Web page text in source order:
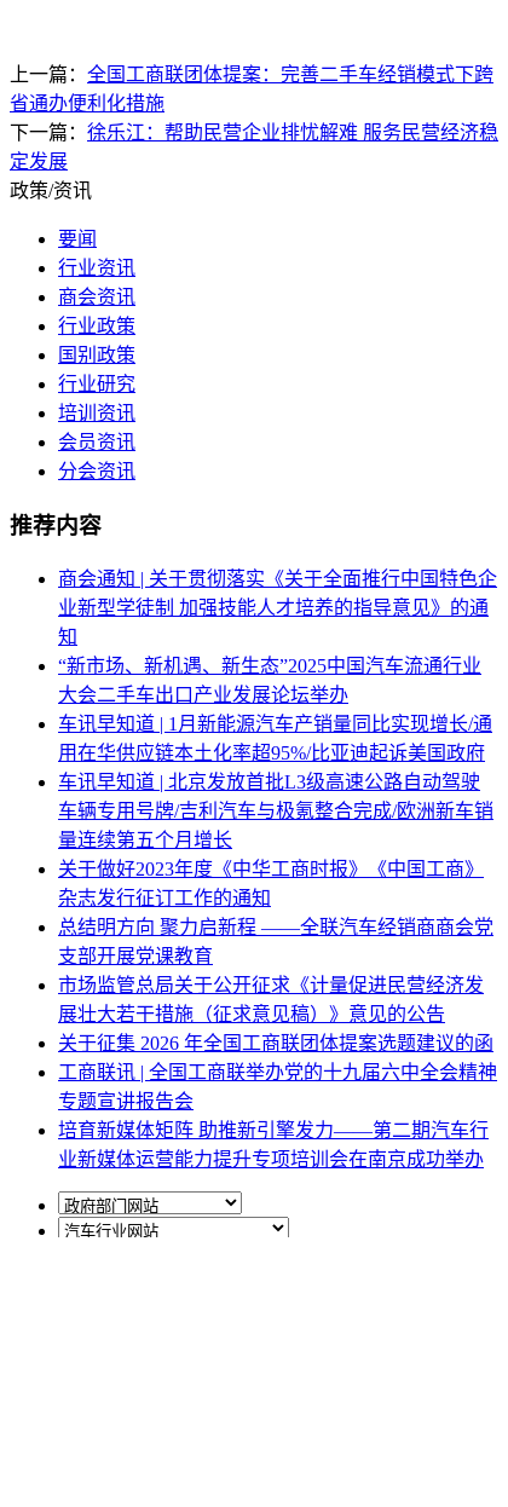
上一篇： 全国工商联团体提案：完善二手车经销模式下跨
省通办便利化措施
下一篇： 徐乐江：帮助民营企业排忧解难 服务民营经济稳
定发展
政策/资讯
要闻
行业资讯
商会资讯
行业政策
国别政策
行业研究
培训资讯
会员资讯
分会资讯
推荐内容
商会通知 | 关于贯彻落实《关于全面推行中国特色企
业新型学徒制 加强技能人才培养的指导意见》的通
知
“新市场、新机遇、新生态”2025中国汽车流通行业
大会二手车出口产业发展论坛举办
车讯早知道 | 1月新能源汽车产销量同比实现增长/通
用在华供应链本土化率超95%/比亚迪起诉美国政府
车讯早知道 | 北京发放首批L3级高速公路自动驾驶
车辆专用号牌/吉利汽车与极氪整合完成/欧洲新车销
量连续第五个月增长
关于做好2023年度《中华工商时报》《中国工商》
杂志发行征订工作的通知
总结明方向 聚力启新程 ——全联汽车经销商商会党
支部开展党课教育
市场监管总局关于公开征求《计量促进民营经济发
展壮大若干措施（征求意见稿）》意见的公告
关于征集 2026 年全国工商联团体提案选题建议的函
工商联讯 | 全国工商联举办党的十九届六中全会精神
专题宣讲报告会
培育新媒体矩阵 助推新引擎发力——第二期汽车行
业新媒体运营能力提升专项培训会在南京成功举办